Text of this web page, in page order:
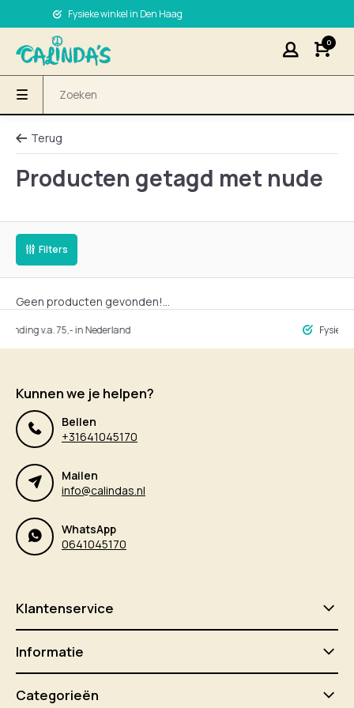
Fysieke winkel in Den Haag
0
Terug
Producten getagd met nude
Filters
Geen producten gevonden!...
v.a. 75,- in Nederland Fysieke
Kunnen we je helpen?
Bellen
+31641045170
Mailen
info@calindas.nl
WhatsApp
0641045170
Klantenservice
Informatie
Categorieën